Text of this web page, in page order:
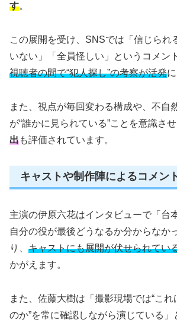
す。
この展開を受け、SNSでは「信じられ
いない」「全員怪しい」というコメン
視聴者の間で“犯人探し”の考察が活発
また、視点が毎回変わる構成や、不自
が“誰かに見られている”ことを意識させ
出も評価されています。
キャストや制作陣によるコメン
主演の伊原六花はインタビューで「台
自分の役が最後どうなるか分からなか
り、 キャストにも展開が伏せられてい
かがえます。
また、佐藤大樹は「撮影現場では“こ
のか”を常に確認しながら演じている」